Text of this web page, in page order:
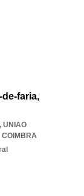
faria,
, UNIAO
COIMBRA